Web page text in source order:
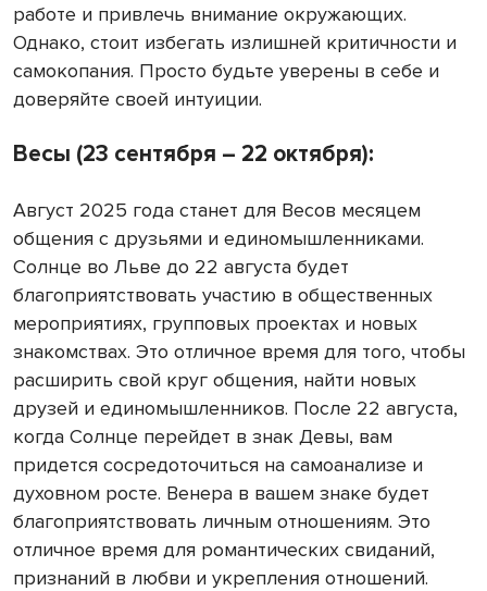
работе и привлечь внимание окружающих.
Однако, стоит избегать излишней критичности и
самокопания. Просто будьте уверены в себе и
доверяйте своей интуиции.
Весы (23 сентября – 22 октября):
Август 2025 года станет для Весов месяцем
общения с друзьями и единомышленниками.
Солнце во Льве до 22 августа будет
благоприятствовать участию в общественных
мероприятиях, групповых проектах и новых
знакомствах. Это отличное время для того, чтобы
расширить свой круг общения, найти новых
друзей и единомышленников. После 22 августа,
когда Солнце перейдет в знак Девы, вам
придется сосредоточиться на самоанализе и
духовном росте. Венера в вашем знаке будет
благоприятствовать личным отношениям. Это
отличное время для романтических свиданий,
признаний в любви и укрепления отношений.